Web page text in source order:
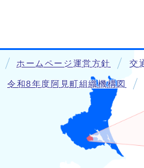
ホームページ運営方針 交
令和8年度阿見町組織機構図